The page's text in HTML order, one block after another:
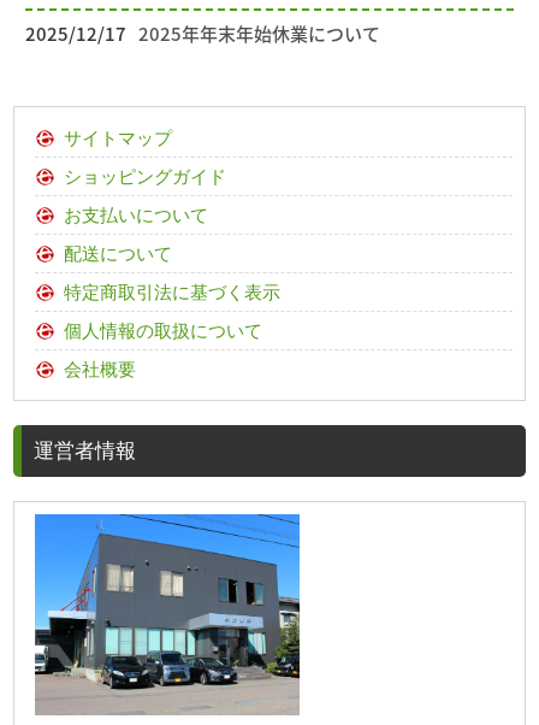
2025/12/17 2025年年末年始休業について
サイトマップ
ショッピングガイド
お支払いについて
配送について
特定商取引法に基づく表示
個人情報の取扱について
会社概要
運営者情報